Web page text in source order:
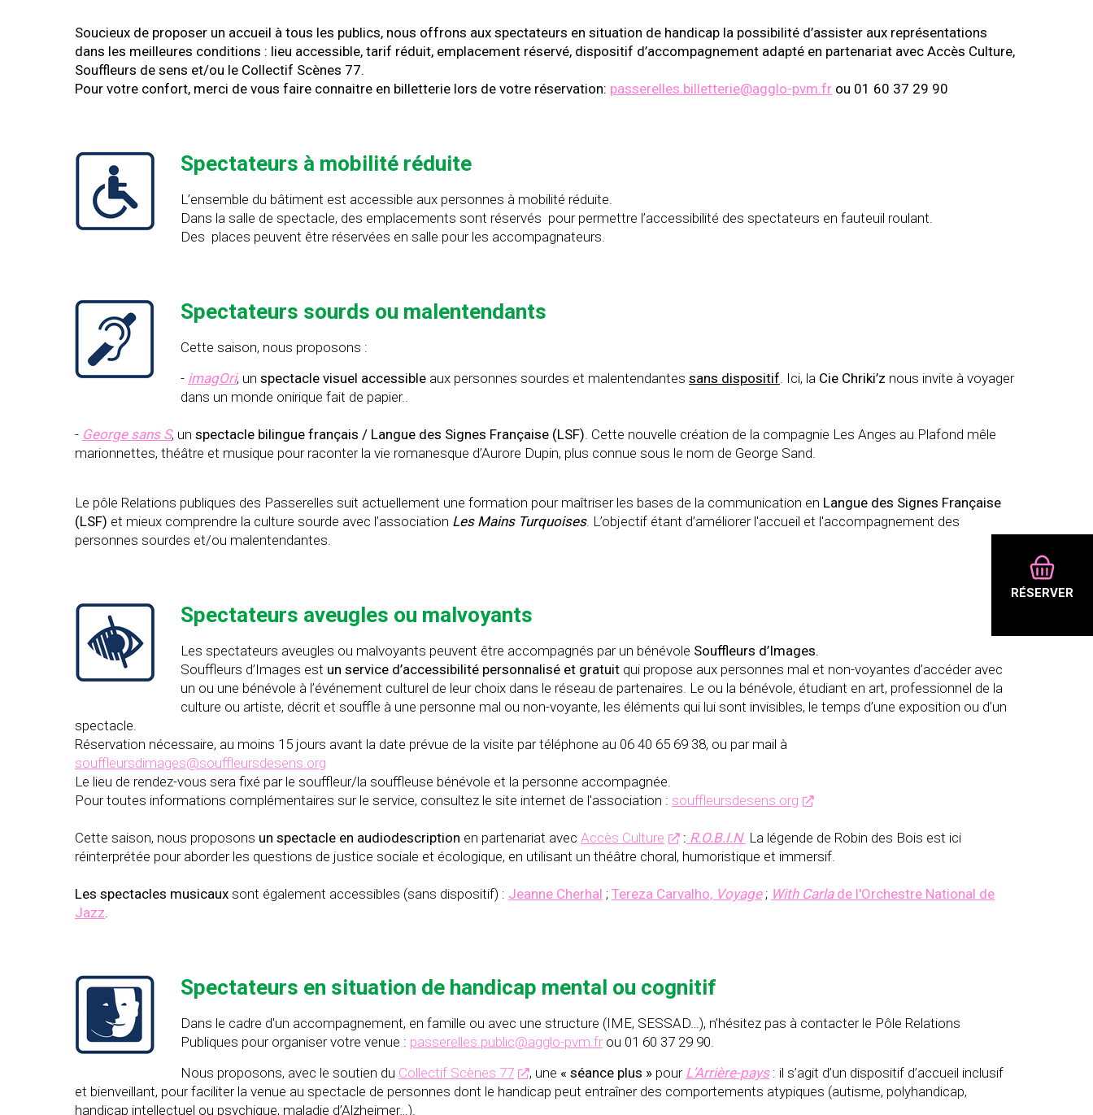
RÉSERVER
Soucieux de proposer un accueil à tous les publics, nous offrons aux spectateurs en situation de handicap la possibilité d’assister aux représentations
dans les meilleures conditions : lieu accessible, tarif réduit, emplacement réservé, dispositif d’accompagnement adapté en partenariat avec Accès Culture,
Souffleurs de sens et/ou le Collectif Scènes 77.
Pour votre confort, merci de vous faire connaitre en billetterie lors de votre réservation: passerelles.billetterie@agglo-pvm.fr ou 01 60 37 29 90
Spectateurs à mobilité réduite
L’ensemble du bâtiment est accessible aux personnes à mobilité réduite.
Dans la salle de spectacle, des emplacements sont réservés pour permettre l’accessibilité des spectateurs en fauteuil roulant.
Des places peuvent être réservées en salle pour les accompagnateurs.
Spectateurs sourds ou malentendants
Cette saison, nous proposons :
- imagOri, un spectacle visuel accessible aux personnes sourdes et malentendantes sans dispositif . Ici, la Cie Chriki’z nous invite à voyager
dans un monde onirique fait de papier..
- George sans S, un spectacle bilingue français / Langue des Signes Française (LSF) . Cette nouvelle création de la compagnie Les Anges au Plafond mêle
marionnettes, théâtre et musique pour raconter la vie romanesque d’Aurore Dupin, plus connue sous le nom de George Sand.
Le pôle Relations publiques des Passerelles suit actuellement une formation pour maîtriser les bases de la communication en Langue des Signes Française
(LSF) et mieux comprendre la culture sourde avec l’association Les Mains Turquoises. L’objectif étant d’améliorer l'accueil et l'accompagnement des
personnes sourdes et/ou malentendantes.
Spectateurs aveugles ou malvoyants
Les spectateurs aveugles ou malvoyants peuvent être accompagnés par un bénévole Souffleurs d’Images.
Souffleurs d’Images est un service d’accessibilité personnalisé et gratuit qui propose aux personnes mal et non-voyantes d’accéder avec
un ou une bénévole à l’événement culturel de leur choix dans le réseau de partenaires. Le ou la bénévole, étudiant en art, professionnel de la
culture ou artiste, décrit et souffle à une personne mal ou non-voyante, les éléments qui lui sont invisibles, le temps d’une exposition ou d’un
spectacle.
Réservation nécessaire, au moins 15 jours avant la date prévue de la visite par téléphone au 06 40 65 69 38, ou par mail à
souffleursdimages@souffleursdesens.org
Le lieu de rendez-vous sera fixé par le souffleur/la souffleuse bénévole et la personne accompagnée.
Pour toutes informations complémentaires sur le service, consultez le site internet de l'association : souffleursdesens.org
Cette saison, nous proposons un spectacle en audiodescription en partenariat avec Accès Culture : R.O.B.I.N La légende de Robin des Bois est ici
réinterprétée pour aborder les questions de justice sociale et écologique, en utilisant un théâtre choral, humoristique et immersif.
Les spectacles musicaux sont également accessibles (sans dispositif) : Jeanne Cherhal ; Tereza Carvalho, Voyage; With Carlade l'Orchestre National de
Jazz
Spectateurs en situation de handicap mental ou cognitif
Dans le cadre d'un accompagnement, en famille ou avec une structure (IME, SESSAD…), n’hésitez pas à contacter le Pôle Relations
Publiques pour organiser votre venue : passerelles.public@agglo-pvm.fr ou 01 60 37 29 90.
Nous proposons, avec le soutien du Collectif Scènes 77 , une « séance plus » pour L’Arrière-pays: il s’agit d’un dispositif d’accueil inclusif
et bienveillant, pour faciliter la venue au spectacle de personnes dont le handicap peut entraîner des comportements atypiques (autisme, polyhandicap,
handicap intellectuel ou psychique, maladie d’Alzheimer…).